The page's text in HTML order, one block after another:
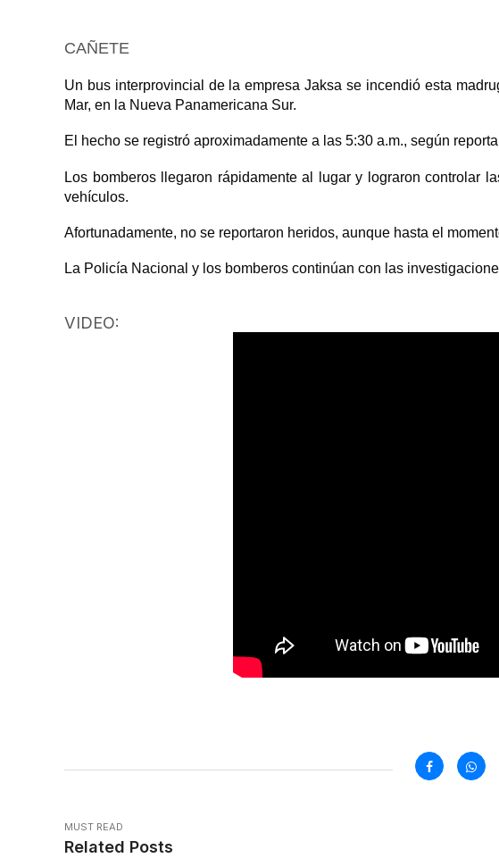
CAÑETE
Un bus interprovincial de la empresa Jaksa se incendió esta
Mar, en la Nueva Panamericana Sur.
El hecho se registró aproximadamente a las 5:30 a.m., según
Los bomberos llegaron rápidamente al lugar y lograron controlar
vehículos.
Afortunadamente, no se reportaron heridos, aunque hasta el
La Policía Nacional y los bomberos continúan con las
VIDEO:
MUST READ
Related Posts